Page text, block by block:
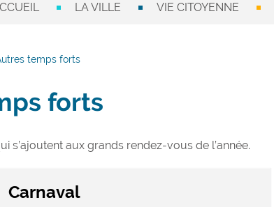
LA VILLE VIE CITOYENNE
temps forts
forts
s’ajoutent aux grands rendez-vous de l’année.
Carnaval